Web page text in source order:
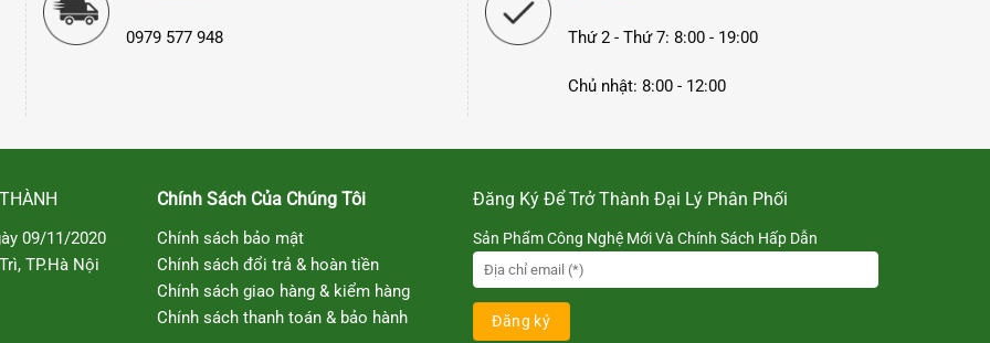
0979 577 948 Thứ 2 - Thứ 7: 8:00 - 19:00
Chủ nhật: 8:00 - 12:00
09/11/2020
TP.Hà Nội
Chính Sách Của Chúng Tôi
Chính sách bảo mật
Chính sách đổi trả & hoàn tiền
Chính sách giao hàng & kiểm hàng
Chính sách thanh toán & bảo hành
Đăng Ký Để Trở Thành Đại Lý Phân Phối
Sản Phẩm Công Nghệ Mới Và Chính Sách Hấp Dẫn